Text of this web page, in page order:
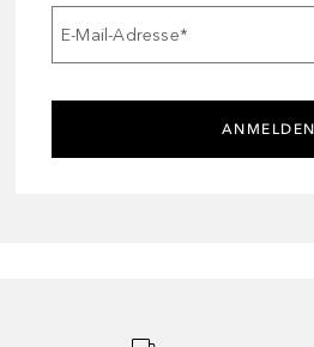
E-Mail-Adresse*
ANMELDEN